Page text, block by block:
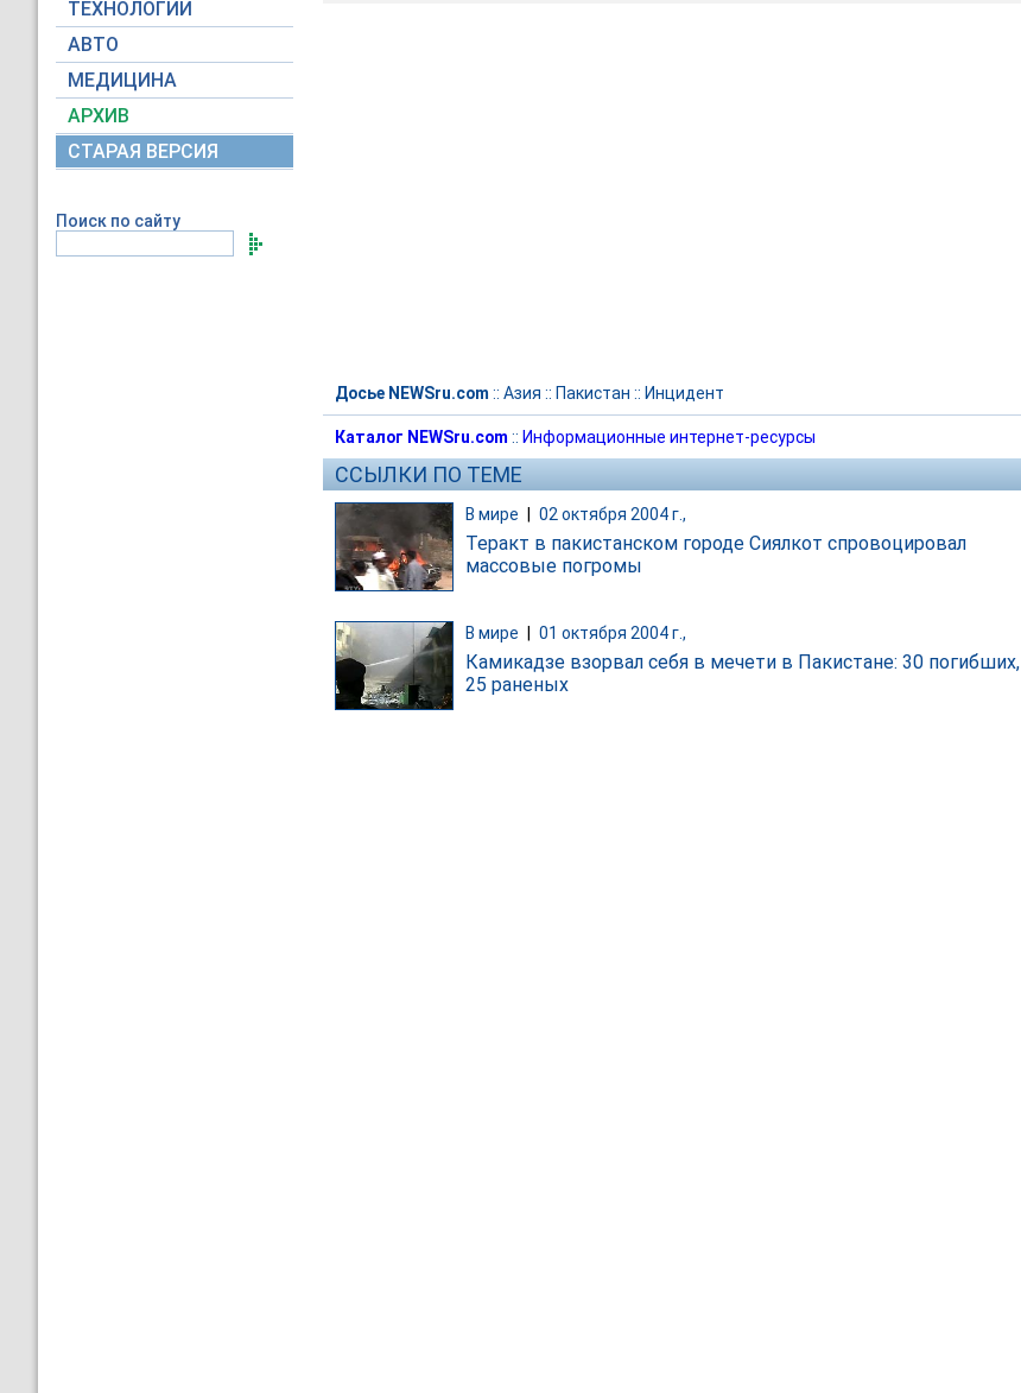
ТЕХНОЛОГИИ
АВТО
МЕДИЦИНА
АРХИВ
СТАРАЯ ВЕРСИЯ
Поиск по сайту
Досье NEWSru.com :: Азия :: Пакистан :: Инцидент
Каталог NEWSru.com :: Информационные интернет-ресурсы
ССЫЛКИ ПО ТЕМЕ
В мире 02 октября 2004 г.,
Теракт в пакистанском городе Сиялкот спровоцировал
массовые погромы
В мире 01 октября 2004 г.,
Камикадзе взорвал себя в мечети в Пакистане: 30 погибших,
25 раненых